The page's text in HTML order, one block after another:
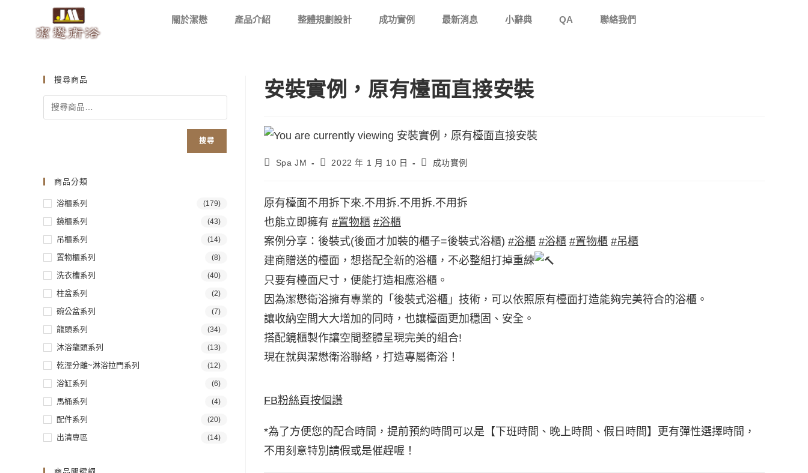
關於潔懋 產品介紹 整體規劃設計 成功實例 最新消息 小辭典 QA 聯絡我們
安裝實例，原有檯面直接安裝
Spa JM 2022 年 1 月 10 日 成功實例
原有檯面不用拆下來.不用拆.不用拆.不用拆
也能立即擁有 #置物櫃 #浴櫃
案例分享：後裝式(後面才加裝的櫃子=後裝式浴櫃) #浴櫃 #浴櫃 #置物櫃 #吊櫃
建商贈送的檯面，想搭配全新的浴櫃，不必整組打掉重練
只要有檯面尺寸，便能打造相應浴櫃。
因為潔懋衛浴擁有專業的「後裝式浴櫃」技術，可以依照原有檯面打造能夠完美符合的浴櫃。
讓收納空間大大增加的同時，也讓檯面更加穩固、安全。
搭配鏡櫃製作讓空間整體呈現完美的組合!
現在就與潔懋衛浴聯絡，打造專屬衛浴！
FB粉絲頁按個讚
*為了方便您的配合時間，提前預約時間可以是【下班時間、晚上時間、假日時間】更有彈性選擇時間，
不用刻意特別請假或是催趕喔！
搜尋商品
搜尋
商品分類
浴櫃系列 (179)
鏡櫃系列 (43)
吊櫃系列 (14)
置物櫃系列 (8)
洗衣槽系列 (40)
柱盆系列 (2)
碗公盆系列 (7)
龍頭系列 (34)
沐浴龍頭系列 (13)
乾溼分離~淋浴拉門系列 (12)
浴缸系列 (6)
馬桶系列 (4)
配件系列 (20)
出清專區 (14)